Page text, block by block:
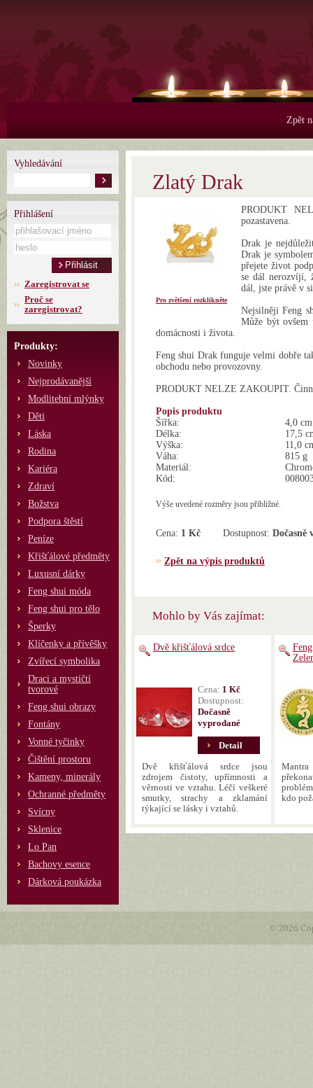
> Zpět
Vyhledávání
Přihlášení
Zaregistrovat se
Proč se
zaregistrovat?
Produkty:
Novinky
Nejprodávanější
Modlitební mlýnky
Děti
Láska
Rodina
Kariéra
Zdraví
Božstva
Podpora štěstí
Peníze
Křišťálové předměty
Luxusní dárky
Feng shui móda
Feng shui pro tělo
Šperky
Klíčenky a přívěšky
Zvířecí symbolika
Draci a mystičtí
tvorové
Feng shui obrazy
Fontány
Vonné tyčinky
Čištění prostoru
Kameny, minerály
Ochranné předměty
Svícny
Sklenice
Lo Pan
Bachovy esence
Dárková poukázka
Zlatý Drak
Pro zvětšení rozklikněte
PRODUKT
pozastavena.
Drak je
Drak je
přejete život
se dál nerozvíjí,
dál, jste právě v
Nejsilněji Feng
Může být ovšem
domácnosti i života.
Feng shui Drak funguje velmi dobře
obchodu nebo provozovny.
PRODUKT NELZE ZAKOUPIT.
Popis produktu
Šířka:
4,0 cm
Délka:
17,5
Výška:
11,0
Váha:
815 g
Materiál:
Kód:
Výše uvedené rozměry jsou přibližné.
Cena: 1 Kč Dostupnost: Dočasně
Zpět na výpis produktů
Mohlo by Vás zajímat:
Dvě křišťálová srdce
Cena: 1 Kč
Dostupnost:
Dočasně
vyprodané
Detail
Dvě křišťálová srdce jsou
zdrojem čistoty, upřímnosti a
věrnosti ve vztahu. Léčí veškeré
smutky, strachy a zklamání
týkající se lásky i vztahů.
kdo
© 2026